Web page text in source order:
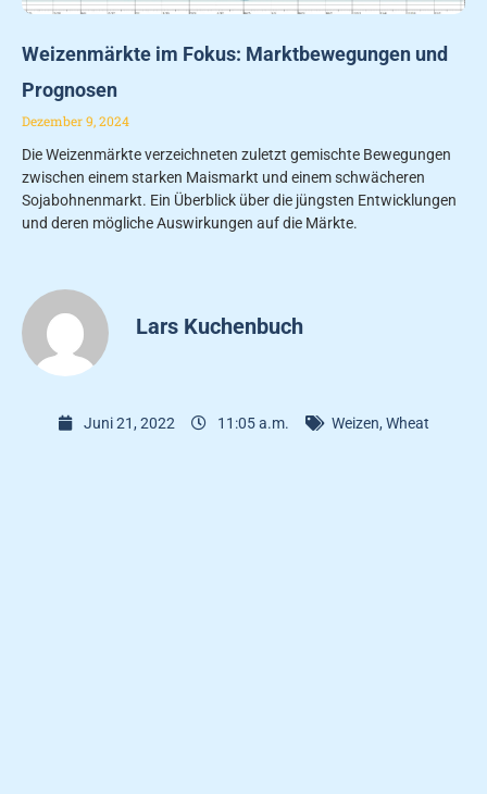
Weizenmärkte im Fokus: Marktbewegungen und
Prognosen
Dezember 9, 2024
Die Weizenmärkte verzeichneten zuletzt gemischte Bewegungen
zwischen einem starken Maismarkt und einem schwächeren
Sojabohnenmarkt. Ein Überblick über die jüngsten Entwicklungen
und deren mögliche Auswirkungen auf die Märkte.
Lars Kuchenbuch
Juni 21, 2022 11:05 a.m. Weizen, Wheat